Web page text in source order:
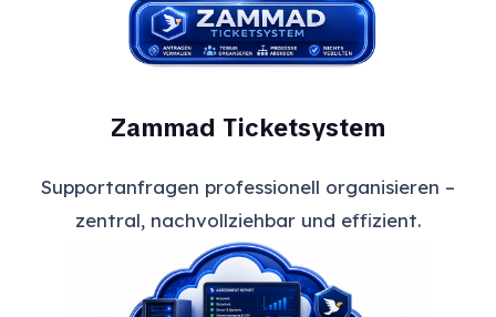
Zammad Ticketsystem
Supportanfragen professionell organisieren –
zentral, nachvollziehbar und effizient.